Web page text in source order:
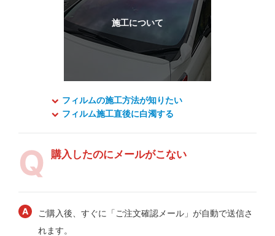
フィルムの施工方法が知りたい
フィルム施工直後に白濁する
購入したのにメールがこない
ご購入後、すぐに「ご注文確認メール」が自動で送信さ
れます。